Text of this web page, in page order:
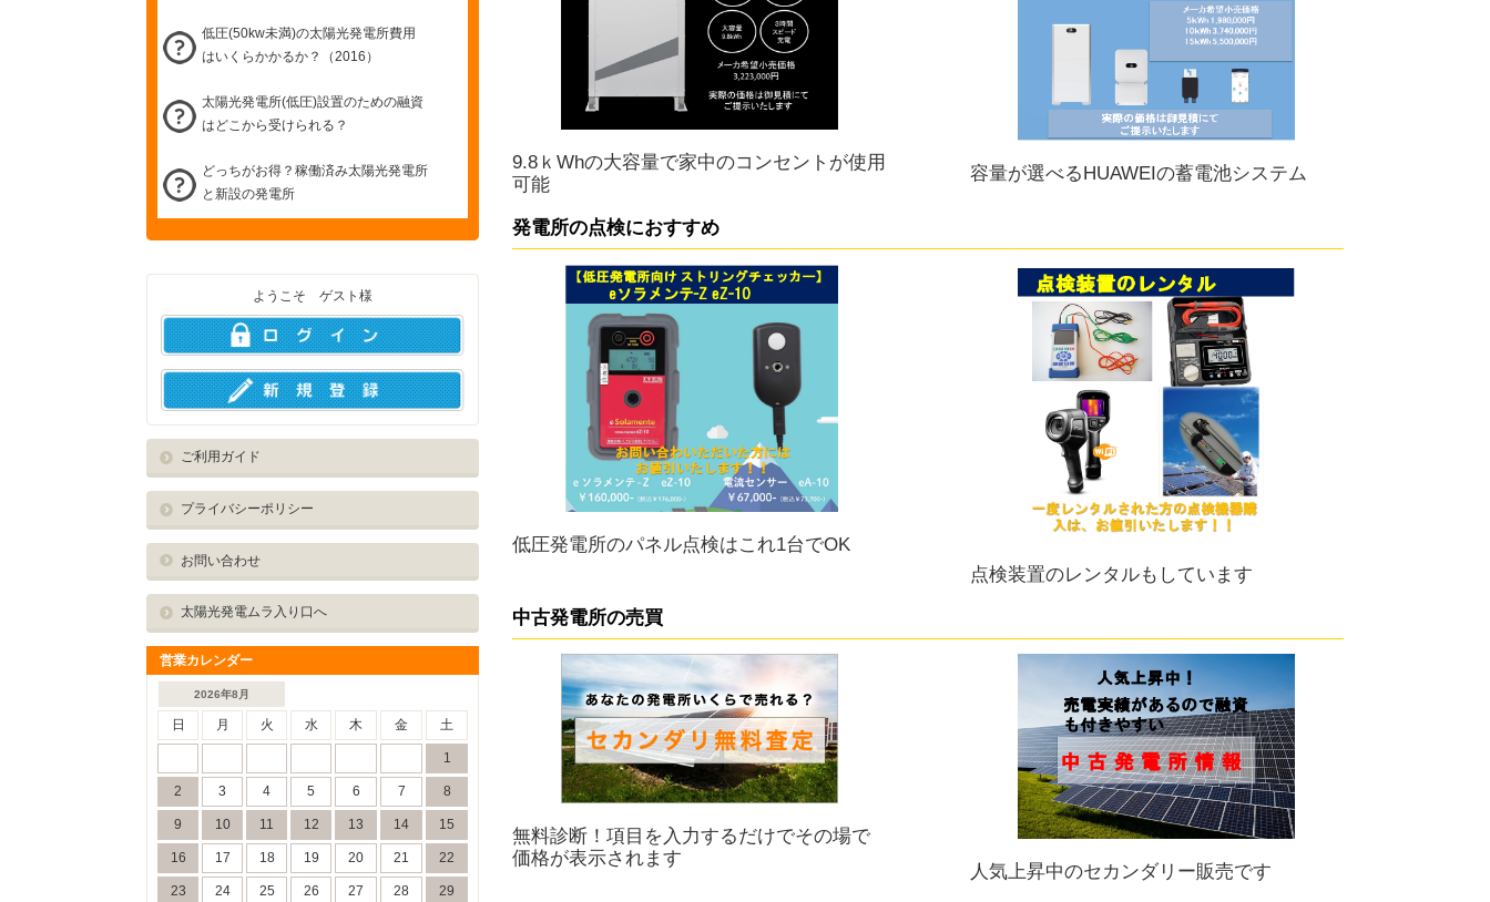
9.8ｋWhの大容量で家中のコンセントが使用
可能
容量が選べるHUAWEIの蓄電池システム
発電所の点検におすすめ
低圧発電所のパネル点検はこれ1台でOK
点検装置のレンタルもしています
中古発電所の売買
無料診断！項目を入力するだけでその場で
価格が表示されます
人気上昇中のセカンダリー販売です
低圧(50kw未満)の太陽光発電所費用
はいくらかかるか？（2016）
太陽光発電所(低圧)設置のための融資
はどこから受けられる？
どっちがお得？稼働済み太陽光発電所
と新設の発電所
ようこそ ゲスト様
ご利用ガイド
プライバシーポリシー
お問い合わせ
太陽光発電ムラ入り口へ
営業カレンダー
2026年8月
日 月 火 水 木 金 土
1
2 3 4 5 6 7 8
9 10 11 12 13 14 15
16 17 18 19 20 21 22
23 24 25 26 27 28 29